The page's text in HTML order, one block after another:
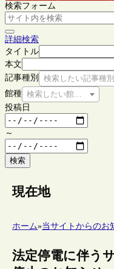
検索フォーム
詳細検索
タイトル
本文
記事種別
検索したい記事種
館種 検索したい館種を選択し
投稿日
～
検索
現在地
ホーム»当サイトからのお
法定停電に伴う